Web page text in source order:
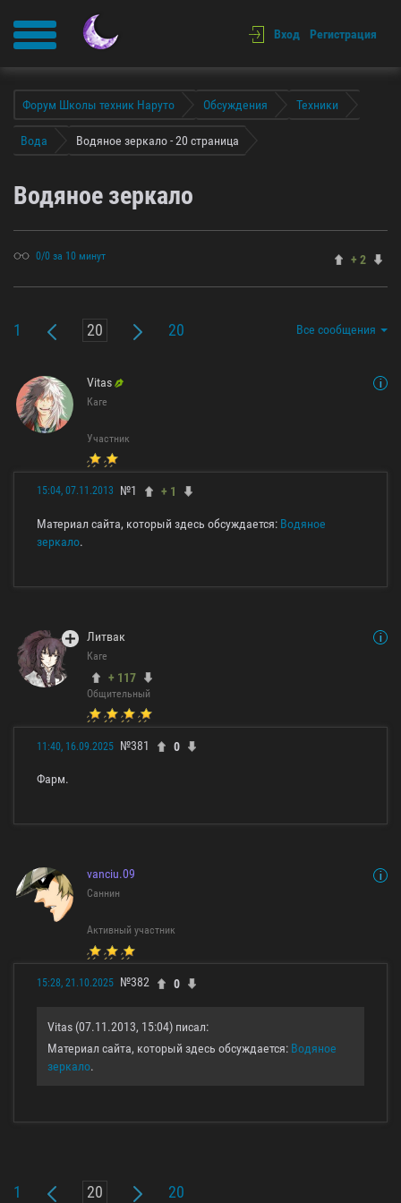
Вход Регистрация
Форум Школы техник Наруто Обсуждения Техники
Вода Водяное зеркало - 20 страница
Водяное зеркало
0/0 за 10 минут + 2
1 20 Все сообщения
Vitas
Каге
Участник
15:04, 07.11.2013 №1 + 1
Материал сайта, который здесь обсуждается: Водяное
зеркало.
Литвак
Каге
+ 117
Общительный
11:40, 16.09.2025 №381 0
Фарм.
vanciu.09
Саннин
Активный участник
15:28, 21.10.2025 №382 0
Vitas (07.11.2013, 15:04) писал:
Материал сайта, который здесь обсуждается: Водяное
зеркало.
1 20